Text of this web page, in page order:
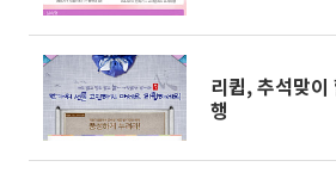
리큅, 추석맞이
행